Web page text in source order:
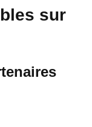
sur